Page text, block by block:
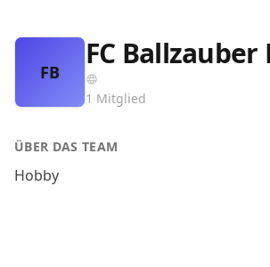
FB
FC Ballzauber
1 Mitglied
ÜBER DAS TEAM
Hobby